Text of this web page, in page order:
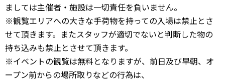
ましては主催者・施設は一切責任を負いません。
※観覧エリアへの大きな手荷物を持っての入場は禁止とさ
せて頂きます。またスタッフが適切でないと判断した物の
持ち込みも禁止とさせて頂きます。
※イベントの観覧は無料となりますが、前日及び早朝、オ
ープン前からの場所取りなどの行為は、